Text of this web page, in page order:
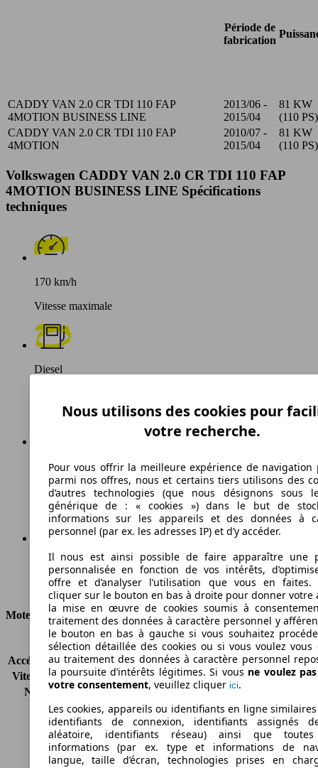
Période de
fabrication
CADDY VAN 2.0 CR TDI 110 FAP
4MOTION BUSINESS LINE
2013/06 -
2015/04
81 KW
(110 PS)
CADDY VAN 2.0 CR TDI 110 FAP
4MOTION
2010/07 -
2015/04
81 KW
(110 PS)
Volkswagen CADDY VAN 2.0 CR TDI 110 FAP
4MOTION BUSINESS LINE Spécifications
techniques
170 km/h
Vitesse maximale
Diesel
168 g/km
Émissions de CO2 (combinées)*
Ø 6.4 l/100km
Consommation
Moteur et Puissance
KW (CH)
81 kW (110 PS)
Accélération (0-100 km/h) 12.2s
Vitesse maximale (km/h) 170 km/h
Nombre de vitesses
6
Couple
280 nm
Cylindrée
1968 ccm
Carburant
Diesel
Cylindres
Nous utilisons des cookies pour
votre recherche.
Pour vous offrir la meilleure expérience de navigation
parmi nos offres, nous et certains tiers utilisons des
d’autres technologies (que nous désignons sous
générique de : « cookies ») dans le but de
informations sur les appareils et des données à
personnel (par ex. les adresses IP) et d’y accéder.
Il nous est ainsi possible de faire apparaître une
personnalisée en fonction de vos intérêts,
offre et d’analyser l’utilisation que vous en faites.
cliquer sur le bouton en bas à droite pour donner votre
la mise en œuvre de cookies soumis à
traitement des données à caractère personnel y
le bouton en bas à gauche si vous souhaitez
sélection détaillée des cookies ou si vous voulez vous
au traitement des données à caractère personnel
la poursuite d’intérêts légitimes. Si vous ne voulez
votre consentement, veuillez cliquer ici.
Les cookies, appareils ou identifiants en ligne
identifiants de connexion, identifiants assignés
aléatoire, identifiants réseau) ainsi que
informations (par ex. type et informations de
langue, taille d’écran, technologies prises en